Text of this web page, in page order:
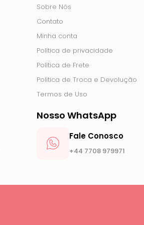
Sobre Nós
Contato
Minha conta
Política de privacidade
Política de Frete
Política de Troca e Devolução
Termos de Uso
Nosso WhatsApp
Fale Conosco
+44 7708 979971